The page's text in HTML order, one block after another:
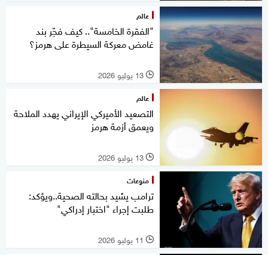
عالم
"الفقرة الخامسة".. كيف فجّر بند
غامض معركة السيطرة على هرمز؟
l 13 يوليو 2026
عالم
التصعيد الأميركي الإيراني يهدد الملاحة
ويعمق أزمة هرمز
l 13 يوليو 2026
منوعات
ترامب يشيد بحالته الصحية..ويؤكد:
طلبت إجراء "اختبار إدراكي"
l 11 يوليو 2026